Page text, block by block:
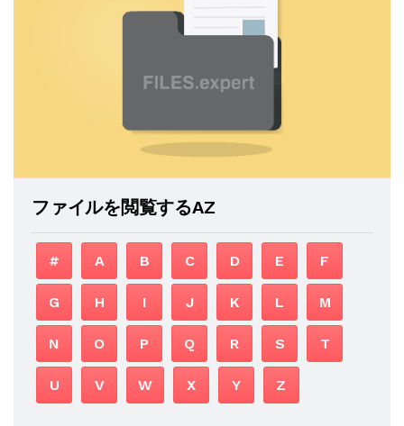
ファイルを閲覧するAZ
# A B C D E F
G H I J K L M
N O P Q R S T
U V W X Y Z